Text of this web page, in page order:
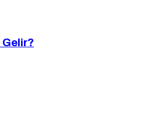
Gelir?